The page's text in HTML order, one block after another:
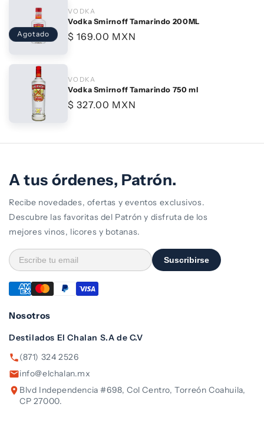
Agotado
VODKA
Vodka Smirnoff Tamarindo 200ML
Precio
$ 169.00 MXN
VODKA
Vodka Smirnoff Tamarindo 750 ml
Precio
$ 327.00 MXN
A tus órdenes, Patrón.
Recibe novedades, ofertas y eventos exclusivos.
Descubre las favoritas del Patrón y disfruta de los
mejores vinos, licores y botanas.
Suscribirse
Nosotros
Destilados El Chalan S.A de C.V
(871) 324 2526
info@elchalan.mx
Blvd Independencia #698, Col Centro, Torreón Coahuila,
CP 27000.